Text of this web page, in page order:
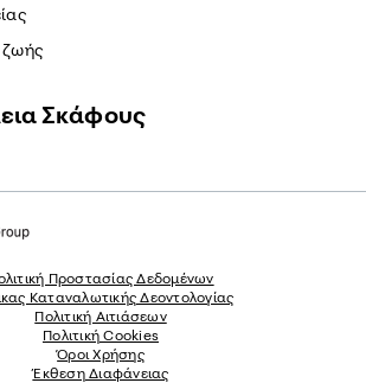
Σκάφους
Προστασίας Δεδομένων
Καταναλωτικής Δεοντολογίας
Πολιτική Αιτιάσεων
Πολιτική Cookies
Όροι Χρήσης
Έκθεση Διαφάνειας